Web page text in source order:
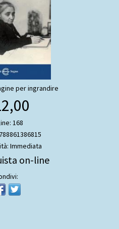
per ingrandire
168
Immediata
on-line